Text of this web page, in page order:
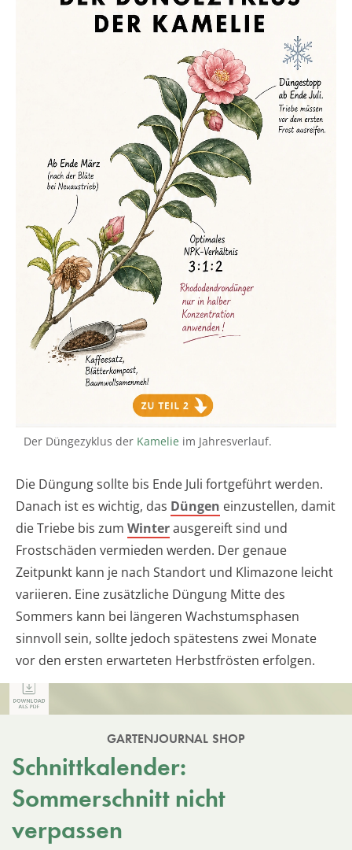
Der Düngezyklus der Kamelie im Jahresverlauf.
Die Düngung sollte bis Ende Juli fortgeführt werden.
Danach ist es wichtig, das Düngen einzustellen, damit
die Triebe bis zum Winterausgereift sind und
Frostschäden vermieden werden. Der genaue
Zeitpunkt kann je nach Standort und Klimazone leicht
variieren. Eine zusätzliche Düngung Mitte des
Sommers kann bei längeren Wachstumsphasen
sinnvoll sein, sollte jedoch spätestens zwei Monate
vor den ersten erwarteten Herbstfrösten erfolgen.
GARTENJOURNAL SHOP
Schnittkalender:
Sommerschnitt nicht
verpassen